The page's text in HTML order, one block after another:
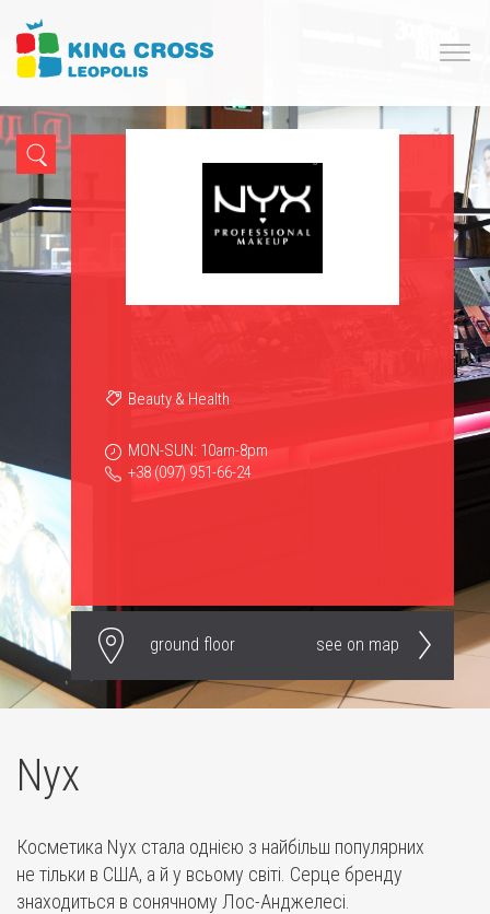
Beauty & Health
MON-SUN: 10am-8pm
+38 (097) 951-66-24
ground floor see on map
Nyx
Косметика Nyx стала однією з найбільш популярних
не тільки в США, а й у всьому світі. Серце бренду
знаходиться в сонячному Лос-Анджелесі.